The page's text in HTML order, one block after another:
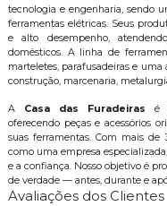
tecnologia e engenharia, sendo
ferramentas elétricas. Seus
e alto desempenho,
domésticos. A linha de
marteletes, parafusadeiras e
construção, marcenaria,
A Casa das Furadeiras é
oferecendo peças e acessórios
suas ferramentas. Com mais de
como uma empresa
e a confiança. Nosso objetivo é
de verdade — antes, durante e
Avaliações dos Clientes